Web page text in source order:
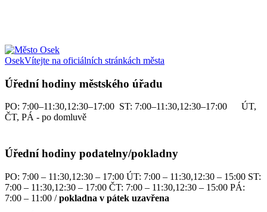
OsekVítejte na oficiálních stránkách města
Úřední hodiny městského úřadu
PO: 7:00–11:30,12:30–17:00 ST: 7:00–11:30,12:30–17:00 ÚT,
ČT, PÁ - po domluvě
Úřední hodiny podatelny/pokladny
PO: 7:00 – 11:30,12:30 – 17:00 ÚT: 7:00 – 11:30,12:30 – 15:00 ST:
7:00 – 11:30,12:30 – 17:00 ČT: 7:00 – 11:30,12:30 – 15:00 PÁ:
7:00 – 11:00 /pokladna v pátek uzavřena